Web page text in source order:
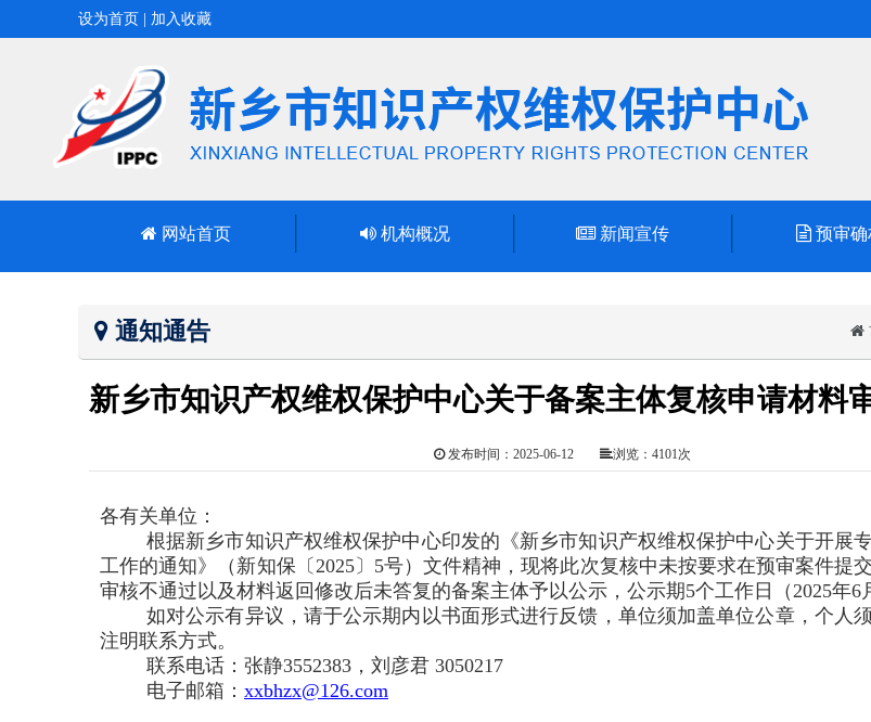
设为首页 加入收藏
网站首页 机构概况 新闻宣传 预审确
通知通告
新乡市知识产权维权保护中心关于备案主体复核申请材料
发布时间：2025-06-12 浏览：4101次
各有关单位：
根据新乡市知识产权维权保护中心印发的《新乡市知识产权维权保护中心关于开展
工作的通知》（新知保〔2025〕5号）文件精神，现将此次复核中未按要求在预审案件提
审核不通过以及材料返回修改后未答复的备案主体予以公示，公示期5个工作日（2025年6
如对公示有异议，请于公示期内以书面形式进行反馈，单位须加盖单位公章，个人
注明联系方式。
联系电话：张静3552383，刘彦君 3050217
电子邮箱： xxbhzx@126.com